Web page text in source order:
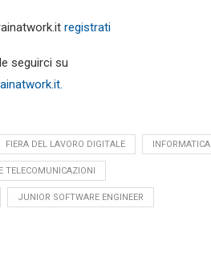
registrati
seguirci su
FIERA DEL LAVORO DIGITALE INFORMATICA
TELECOMUNICAZIONI
JUNIOR SOFTWARE ENGINEER